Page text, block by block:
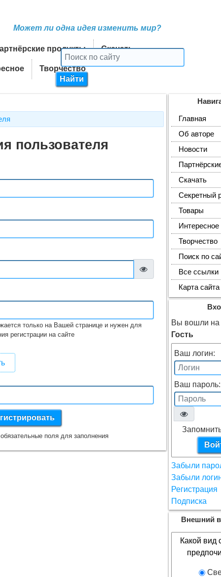
Может ли одна идея изменить мир?
продукты Скачать
Творчество
пользователя
только на Вашей странице и нужен для
регистрации на сайте
поля для заполнения
Главная
Об авторе
Новости
Скачать
Секретный
Товары
Интересное
Творчество
Поиск по
Все ссылки
Карта сайта
Вы вошли на
Гость
Ваш логин:
Ваш пароль:
Забыли
Забыли
Регистрация
Подписка
Внешний
Какой вид